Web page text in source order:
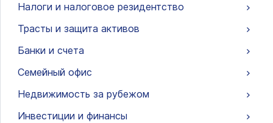
Налоги и налоговое резидентство
Трасты и защита активов
Банки и счета
Семейный офис
Недвижимость за рубежом
Инвестиции и финансы